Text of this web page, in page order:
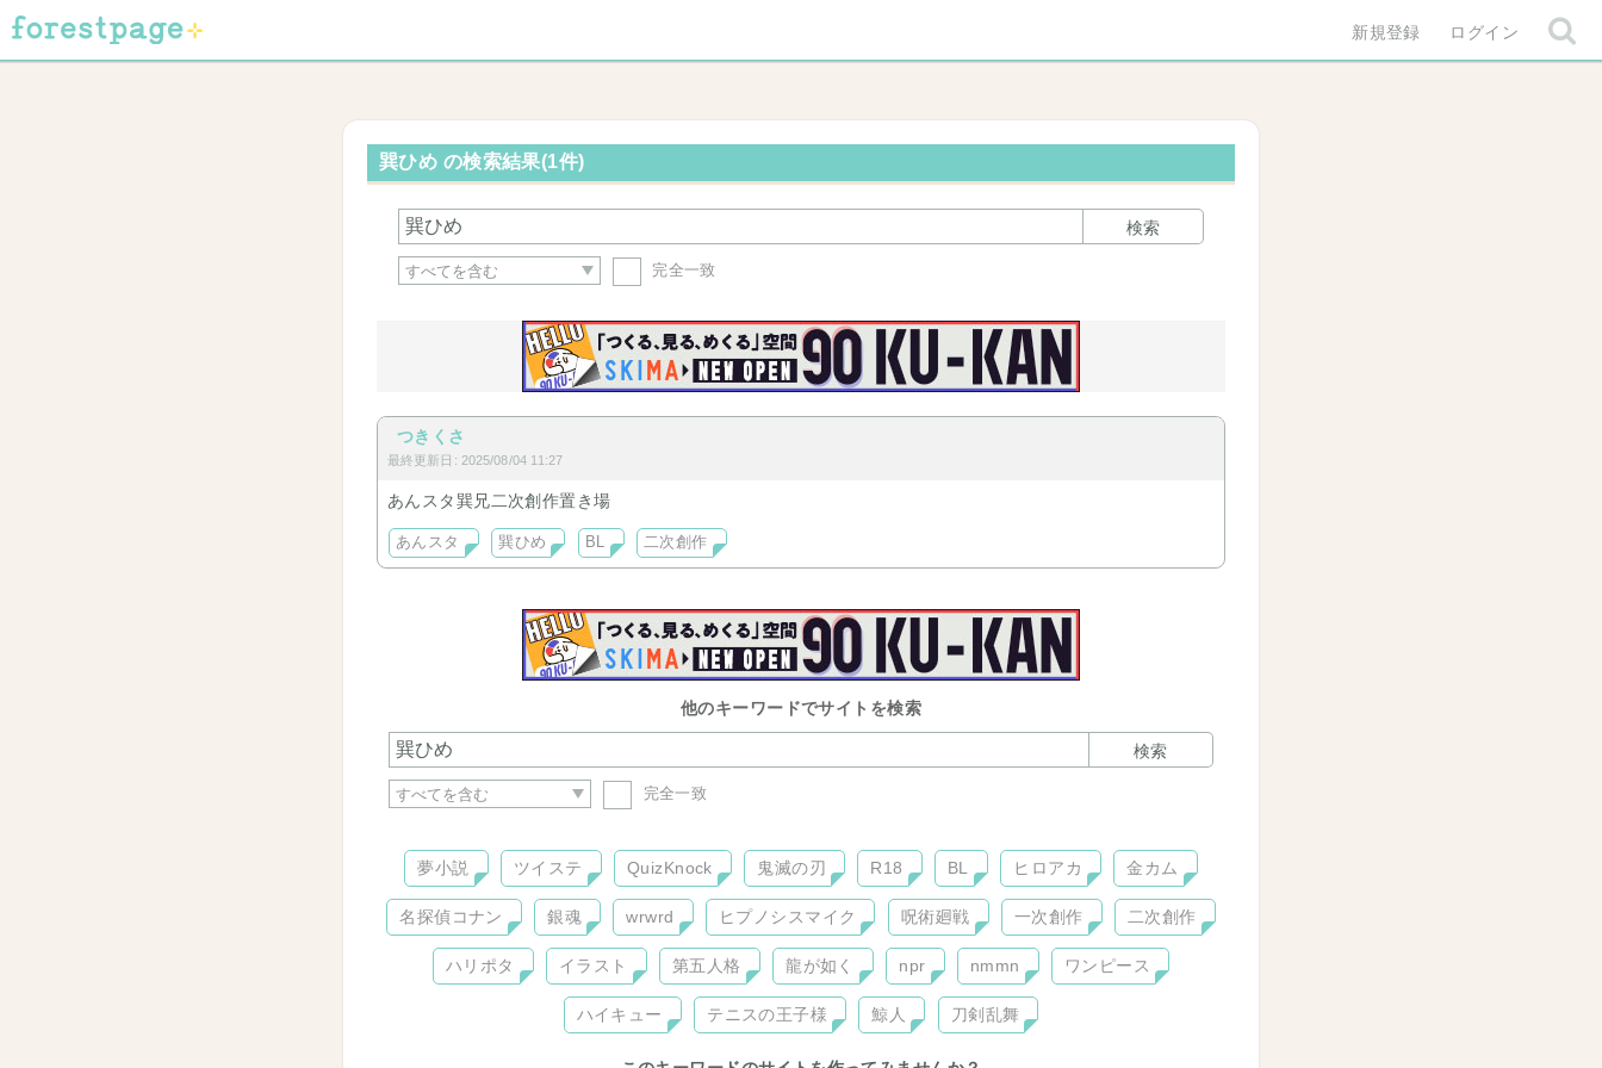
新規登録 ログイン
巽ひめ の検索結果(1件)
検索
完全一致
つきくさ
最終更新日: 2025/08/04 11:27
あんスタ巽兄二次創作置き場
あんスタ 巽ひめ BL 二次創作
他のキーワードでサイトを検索
検索
完全一致
夢小説 ツイステ QuizKnock 鬼滅の刃 R18 BL ヒロアカ 金カム
名探偵コナン 銀魂 wrwrd ヒプノシスマイク 呪術廻戦 一次創作 二次創作
ハリポタ イラスト 第五人格 龍が如く npr nmmn ワンピース
ハイキュー テニスの王子様 鯨人 刀剣乱舞